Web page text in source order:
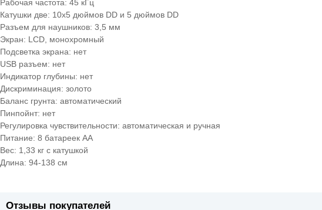
Рабочая частота: 45 кГц
Катушки две: 10х5 дюймов DD и 5 дюймов DD
Разъем для наушников: 3,5 мм
Экран: LCD, монохромный
Подсветка экрана: нет
USB разъем: нет
Индикатор глубины: нет
Дискриминация: золото
Баланс грунта: автоматический
Пинпойнт: нет
Регулировка чувствительности: автоматическая и ручная
Питание: 8 батареек АА
Вес: 1,33 кг с катушкой
Длина: 94-138 см
Отзывы покупателей